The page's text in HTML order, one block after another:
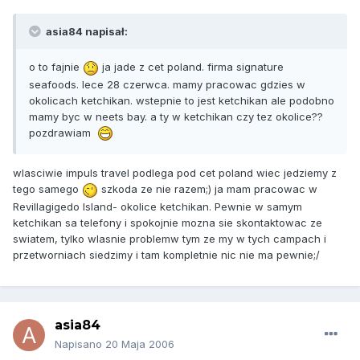
asia84 napisał:
o to fajnie
ja jade z cet poland. firma signature
seafoods. lece 28 czerwca. mamy pracowac gdzies w
okolicach ketchikan. wstepnie to jest ketchikan ale podobno
mamy byc w neets bay. a ty w ketchikan czy tez okolice??
pozdrawiam
wlasciwie impuls travel podlega pod cet poland wiec jedziemy z
tego samego
szkoda ze nie razem;) ja mam pracowac w
Revillagigedo Island- okolice ketchikan. Pewnie w samym
ketchikan sa telefony i spokojnie mozna sie skontaktowac ze
swiatem, tylko wlasnie problemw tym ze my w tych campach i
przetworniach siedzimy i tam kompletnie nic nie ma pewnie;/
asia84
Napisano 20 Maja 2006